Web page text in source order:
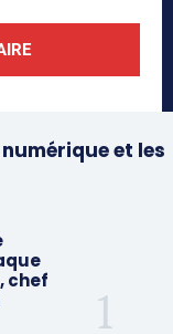
et les
chef